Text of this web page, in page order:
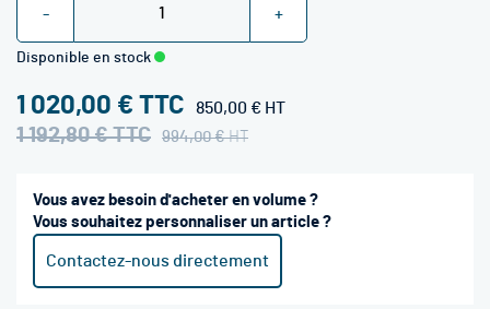
- +
1 020,00 € 850,00 €
1 192,80 € 994,00 €
Disponible en stock
Vous avez besoin d'acheter en volume ?
Vous souhaitez personnaliser un article ?
Contactez-nous directement